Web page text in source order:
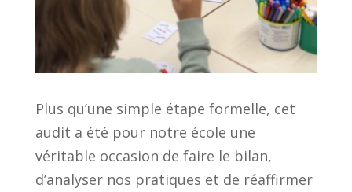
Plus qu’une simple étape formelle, cet
audit a été pour notre école une
véritable occasion de faire le bilan,
d’analyser nos pratiques et de réaffirmer